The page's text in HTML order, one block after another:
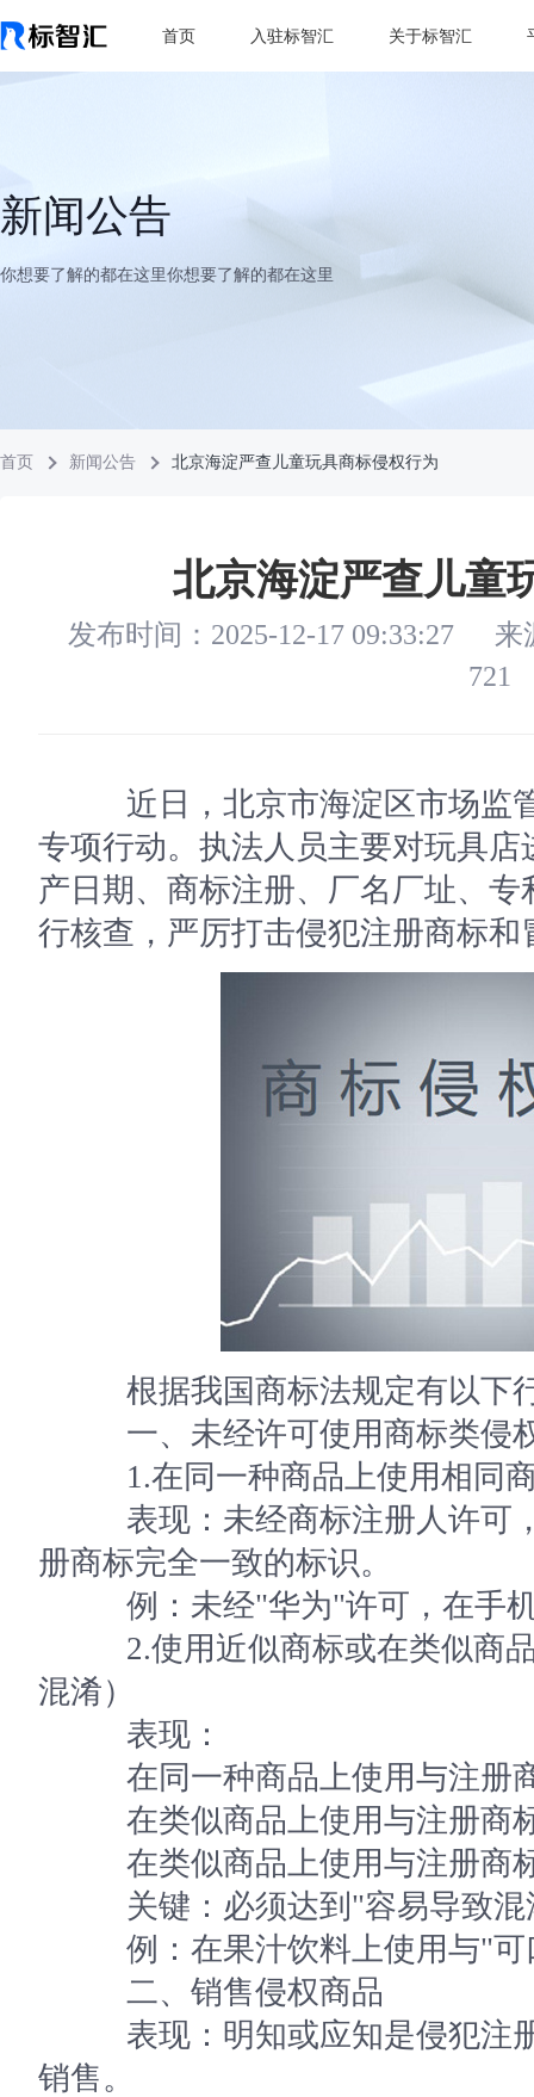
首页 入驻标智汇 关于标智汇
新闻公告
你想要了解的都在这里你想要了解的都在这里
首页 新闻公告 北京海淀严查儿童玩具商标侵权行为
北京海淀严查儿童
发布时间：2025-12-17 09:33:27
来
721
近日，北京市海淀区市场监
专项行动。执法人员主要对玩具
产日期、商标注册、厂名厂址、
行核查，严厉打击侵犯注册商标
根据我国商标法规定有以下
一、未经许可使用商标类侵
1.在同一种商品上使用相同
表现：未经商标注册人许可
册商标完全一致的标识。
例：未经"华为"许可，在手
2.使用近似商标或在类似商品
混淆）
表现：
在同一种商品上使用与注册
在类似商品上使用与注册商
在类似商品上使用与注册商
关键：必须达到"容易导致混
例：在果汁饮料上使用与"可
二、销售侵权商品
表现：明知或应知是侵犯注
销售。